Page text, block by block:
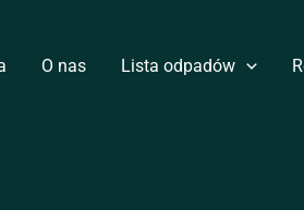
O nas Lista odpadów